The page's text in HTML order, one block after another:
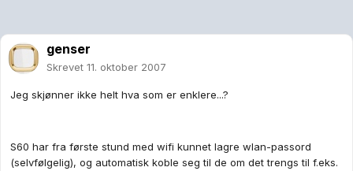
genser
Skrevet 11. oktober 2007
Jeg skjønner ikke helt hva som er enklere...?
S60 har fra første stund med wifi kunnet lagre wlan-passord
(selvfølgelig), og automatisk koble seg til de om det trengs til f.eks.